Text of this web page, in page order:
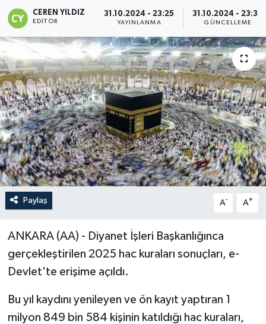
CEREN YILDIZ
EDITÖR
31.10.2024 - 23:25
YAYINLANMA
31.10.2024 - 23:30
GÜNCELLEME
Paylaş A- A+
ANKARA (AA) - Diyanet İşleri Başkanlığınca
gerçekleştirilen 2025 hac kuraları sonuçları, e-
Devlet'te erişime açıldı.
Bu yıl kaydını yenileyen ve ön kayıt yaptıran 1
milyon 849 bin 584 kişinin katıldığı hac kuraları,